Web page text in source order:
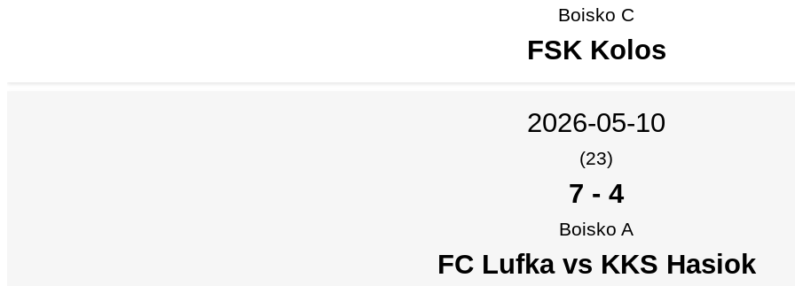
Boisko C
FSK Kolos
2026-05-10
(23)
7 - 4
Boisko A
FC Lufka vs KKS Hasiok